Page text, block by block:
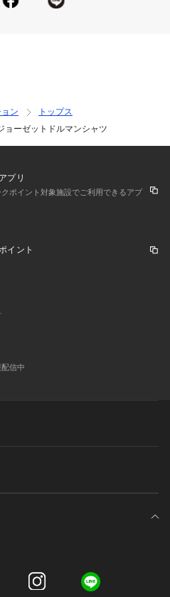
の個体差が生じる場合がござ
、商品についている品質表示
より、製品と画像のカラーが若
、予めご了承くださいませ。
ン
トップス
ョーゼットドルマンシャツ
プリ
ポイント対象施設でご利用できるアプ
イント
信中